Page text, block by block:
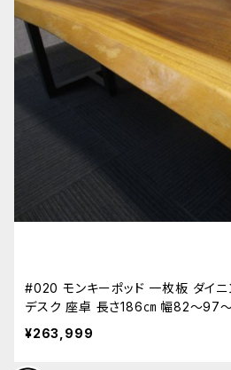
#020 モンキーポッド 一枚板 ダイニ
デスク 座卓 長さ186㎝ 幅82～97
リフォーム 天板 無垢 天然木
¥263,999